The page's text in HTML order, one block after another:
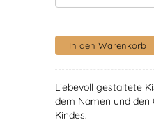
Liebevoll gestaltete
dem Namen und den
Kindes.